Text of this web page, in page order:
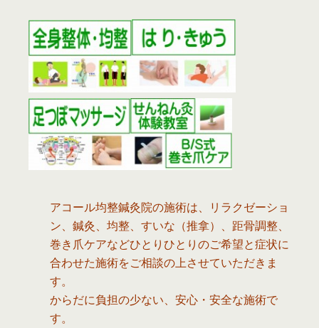
アコール均整鍼灸院の施術は、リラクゼーショ
ン、鍼灸、均整、すいな（推拿）、距骨調整、
巻き爪ケアなどひとりひとりのご希望と症状に
合わせた施術をご相談の上させていただきま
す。
からだに負担の少ない、安心・安全な施術で
す。